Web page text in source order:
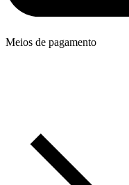
Meios de pagamento